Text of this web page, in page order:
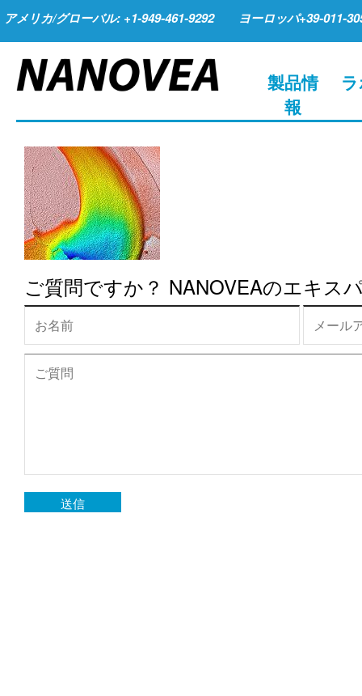
アメリカ/グローバル: +1-949-461-9292 ヨーロッパ+39-011-
製品情
報
ご質問ですか？ NANOVEAのエキス